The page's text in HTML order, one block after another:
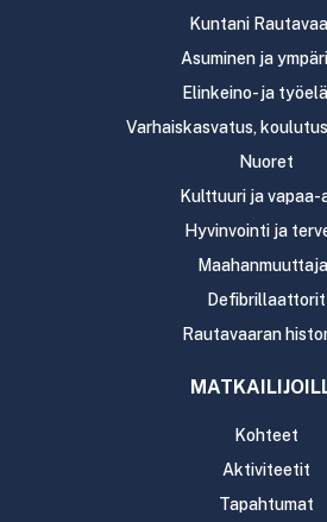
Kuntani
Asuminen ja
Elinkeino- ja
Varhaiskasvatus,
Nuoret
Kulttuuri ja vapaa-
Hyvinvointi ja
Defibrillaattorit
Rautavaaran
Kohteet
Aktiviteetit
Tapahtumat